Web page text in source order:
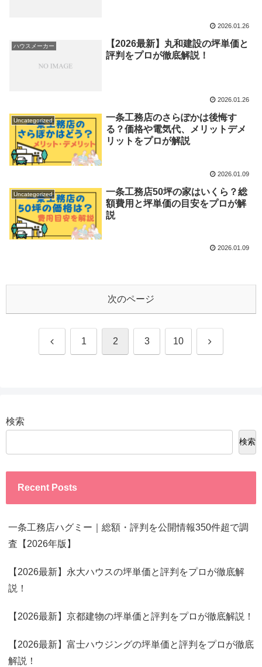
2026.01.26
ハウスメーカー
【2026最新】丸和建設の坪単価と
評判をプロが徹底解説！
2026.01.26
Uncategorized
一条工務店のさらぽかは後悔す
る？価格や電気代、メリットデメ
リットをプロが解説
2026.01.09
Uncategorized
一条工務店50坪の家はいくら？総
額費用と坪単価の目安をプロが解
説
2026.01.09
次のページ
前 1 2 3 10 次
検索
検索
Recent Posts
一条工務店ハグミー｜総額・評判を公開情報350件超で調
査【2026年版】
【2026最新】永大ハウスの坪単価と評判をプロが徹底解
説！
【2026最新】京都建物の坪単価と評判をプロが徹底解説！
【2026最新】富士ハウジングの坪単価と評判をプロが徹底
解説！